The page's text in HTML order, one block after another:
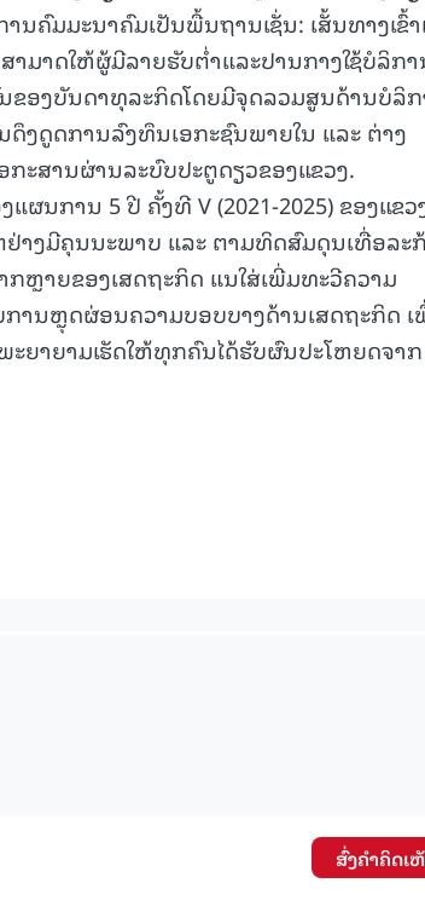
ຄົມມະນາຄົມເປັນພື້ນຖານເຊັ່ນ: ເສັ້ນທາງເຂົ້າ
າມາດໃຫ້ຜູ້ມີລາຍຮັບຕໍ່າແລະປານກາງໃຊ້ບໍລິກ
ຂອງບັນດາທຸລະກິດໂດຍມີຈຸດລວມສູນດ້ານບໍລິ
ງດູດການລົງທຶນເອກະຊົນພາຍໃນ ແລະ ຕ່າງ
ະສານຜ່ານລະບົບປະຕູດຽວຂອງແຂວງ.
ນການ 5 ປີ ຄັ້ງທີ V (2021-2025) ຂອງແຂວ
ຢ່າງມີຄຸນນະພາບ ແລະ ຕາມທິດສົມດຸນເທື່ອລະ
ຫຼາຍຂອງເສດຖະກິດ ແນໃສ່ເພີ່ມທະວີຄວາມ
ານຫຼຸດຜ່ອນຄວາມບອບບາງດ້ານເສດຖະກິດ
ຍາຍາມເຮັດໃຫ້ທຸກຄົນໄດ້ຮັບຜົນປະໂຫຍດຈາກ
ສົ່ງຄໍາຄິດເ